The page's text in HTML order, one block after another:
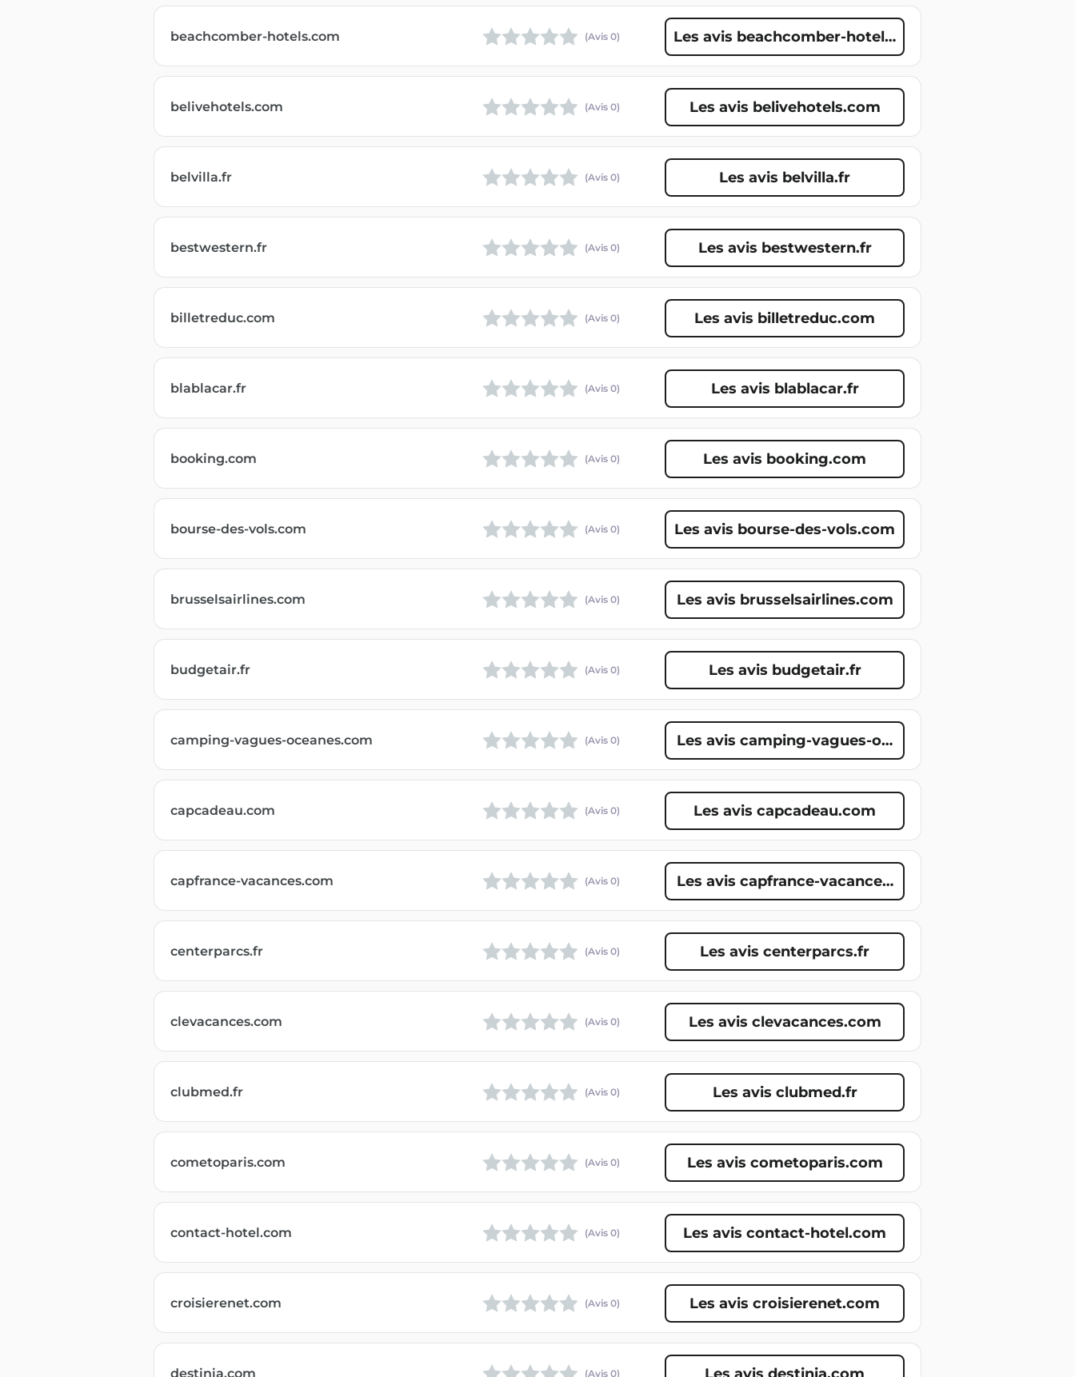
beachcomber-hotels.com (Avis 0) Les avis beachcomber-hotels.com
belivehotels.com (Avis 0) Les avis belivehotels.com
belvilla.fr (Avis 0) Les avis belvilla.fr
bestwestern.fr (Avis 0) Les avis bestwestern.fr
billetreduc.com (Avis 0) Les avis billetreduc.com
blablacar.fr (Avis 0) Les avis blablacar.fr
booking.com (Avis 0) Les avis booking.com
bourse-des-vols.com (Avis 0) Les avis bourse-des-vols.com
brusselsairlines.com (Avis 0) Les avis brusselsairlines.com
budgetair.fr (Avis 0) Les avis budgetair.fr
camping-vagues-oceanes.com (Avis 0) Les avis camping-vagues-oceanes.com
capcadeau.com (Avis 0) Les avis capcadeau.com
capfrance-vacances.com (Avis 0) Les avis capfrance-vacances.com
centerparcs.fr (Avis 0) Les avis centerparcs.fr
clevacances.com (Avis 0) Les avis clevacances.com
clubmed.fr (Avis 0) Les avis clubmed.fr
cometoparis.com (Avis 0) Les avis cometoparis.com
contact-hotel.com (Avis 0) Les avis contact-hotel.com
croisierenet.com (Avis 0) Les avis croisierenet.com
destinia.com (Avis 0)